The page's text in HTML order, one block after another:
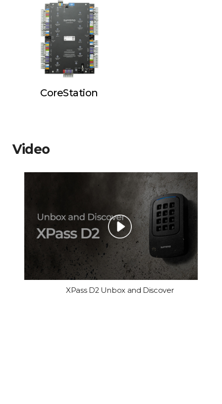
CoreStation
Video
XPass D2 Unbox and Discover